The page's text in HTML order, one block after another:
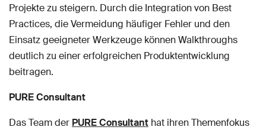
Projekte zu steigern. Durch die Integration von Best
Practices, die Vermeidung häufiger Fehler und den
Einsatz geeigneter Werkzeuge können Walkthroughs
deutlich zu einer erfolgreichen Produktentwicklung
beitragen.
PURE Consultant
Das Team der PURE Consultant hat ihren Themenfokus